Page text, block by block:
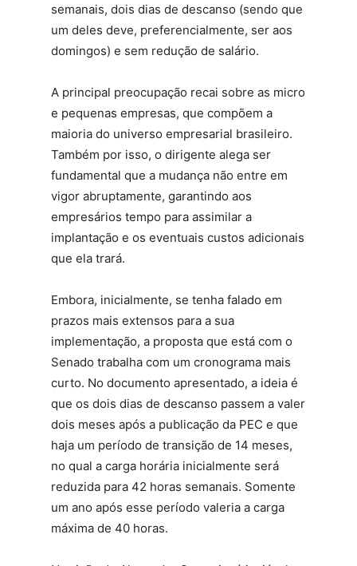
semanais, dois dias de descanso (sendo que
um deles deve, preferencialmente, ser aos
domingos) e sem redução de salário.
A principal preocupação recai sobre as micro
e pequenas empresas, que compõem a
maioria do universo empresarial brasileiro.
Também por isso, o dirigente alega ser
fundamental que a mudança não entre em
vigor abruptamente, garantindo aos
empresários tempo para assimilar a
implantação e os eventuais custos adicionais
que ela trará.
Embora, inicialmente, se tenha falado em
prazos mais extensos para a sua
implementação, a proposta que está com o
Senado trabalha com um cronograma mais
curto. No documento apresentado, a ideia é
que os dois dias de descanso passem a valer
dois meses após a publicação da PEC e que
haja um período de transição de 14 meses,
no qual a carga horária inicialmente será
reduzida para 42 horas semanais. Somente
um ano após esse período valeria a carga
máxima de 40 horas.